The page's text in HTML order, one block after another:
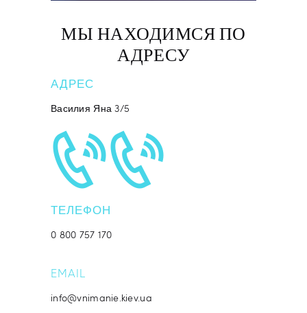
МЫ НАХОДИМСЯ ПО
АДРЕСУ
АДРЕС
Василия Яна 3/5
ТЕЛЕФОН
‎0 800 757 170
EMAIL
info@vnimanie.kiev.ua